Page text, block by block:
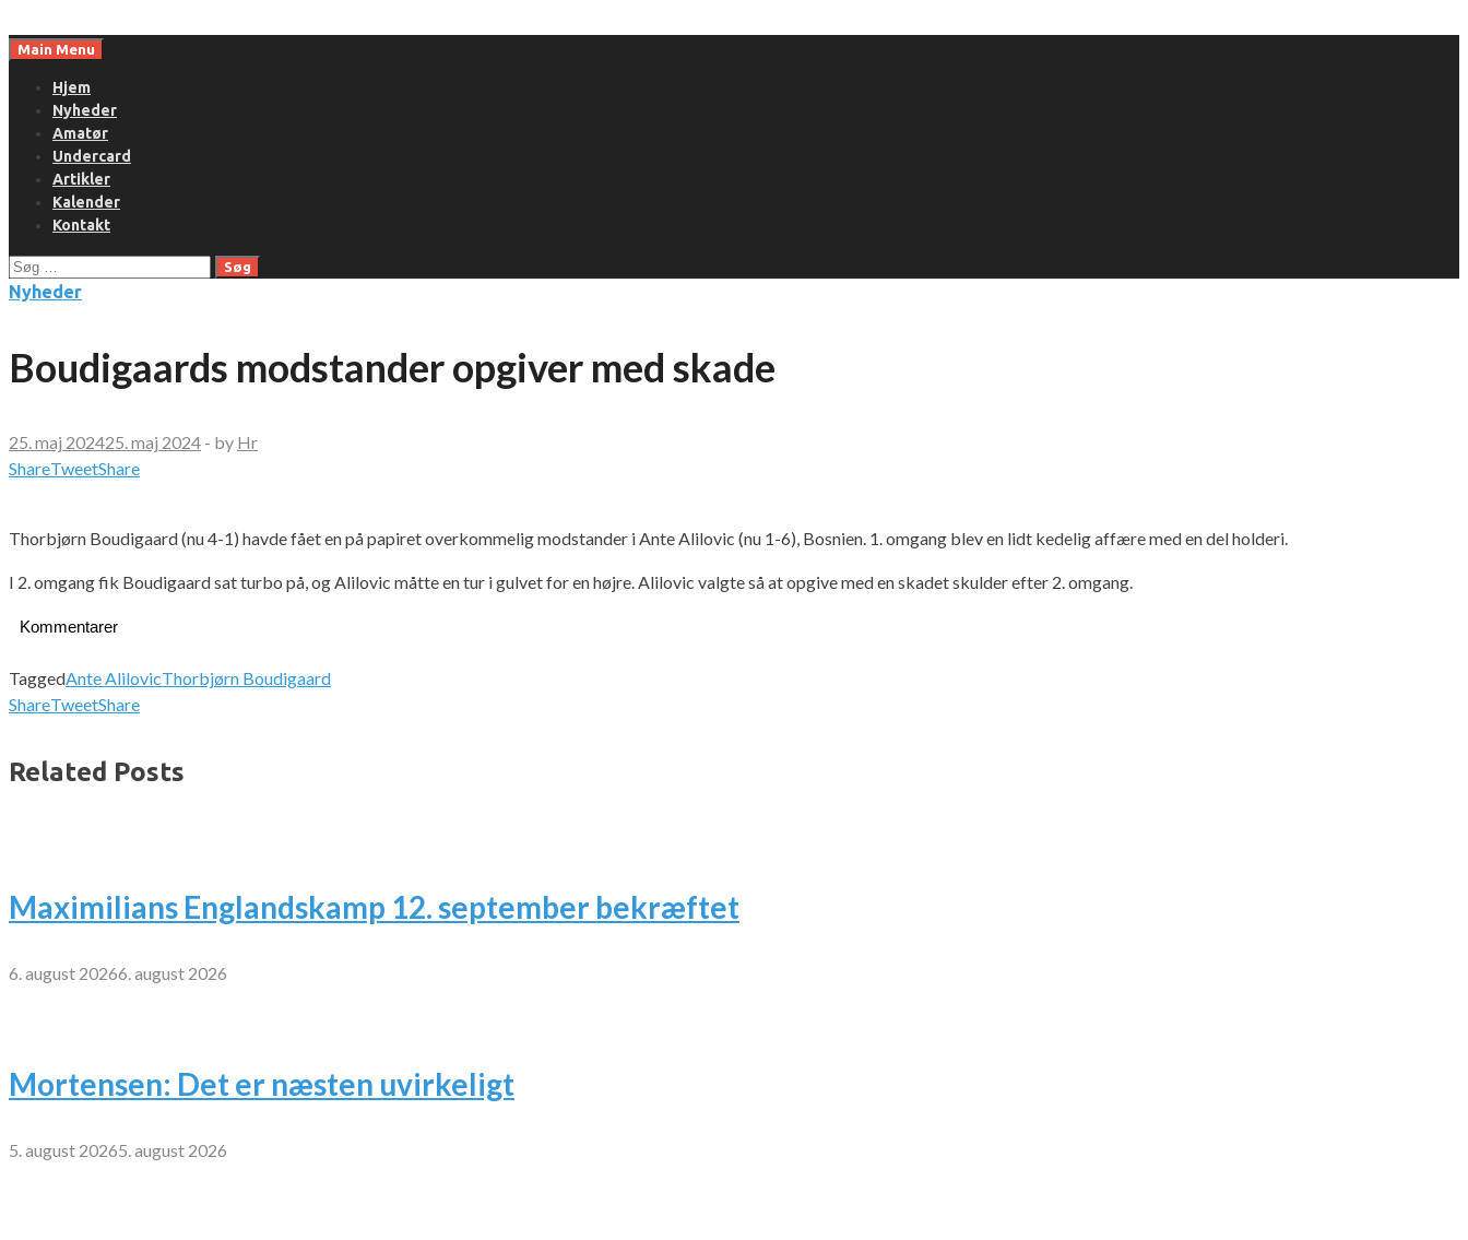
toMain Menu
Hjem
Nyheder
Amatør
Undercard
Artikler
Kalender
Kontakt
Søg
efter:
Nyheder
Boudigaards modstander opgiver med skade
25. maj 202425. maj 2024 - by Hr
ShareTweetShare
Thorbjørn Boudigaard (nu 4-1) havde fået en på papiret overkommelig modstander i Ante Alilovic (nu 1-6), Bosnien. 1. omgang blev en lidt kedelig affære med en del holderi.
I 2. omgang fik Boudigaard sat turbo på, og Alilovic måtte en tur i gulvet for en højre. Alilovic valgte så at opgive med en skadet skulder efter 2. omgang.
Kommentarer
TaggedAnte AlilovicThorbjørn Boudigaard
ShareTweetShare
Related Posts
Maximilians Englandskamp 12. september bekræftet
6. august 20266. august 2026
Mortensen: Det er næsten uvirkeligt
5. august 20265. august 2026